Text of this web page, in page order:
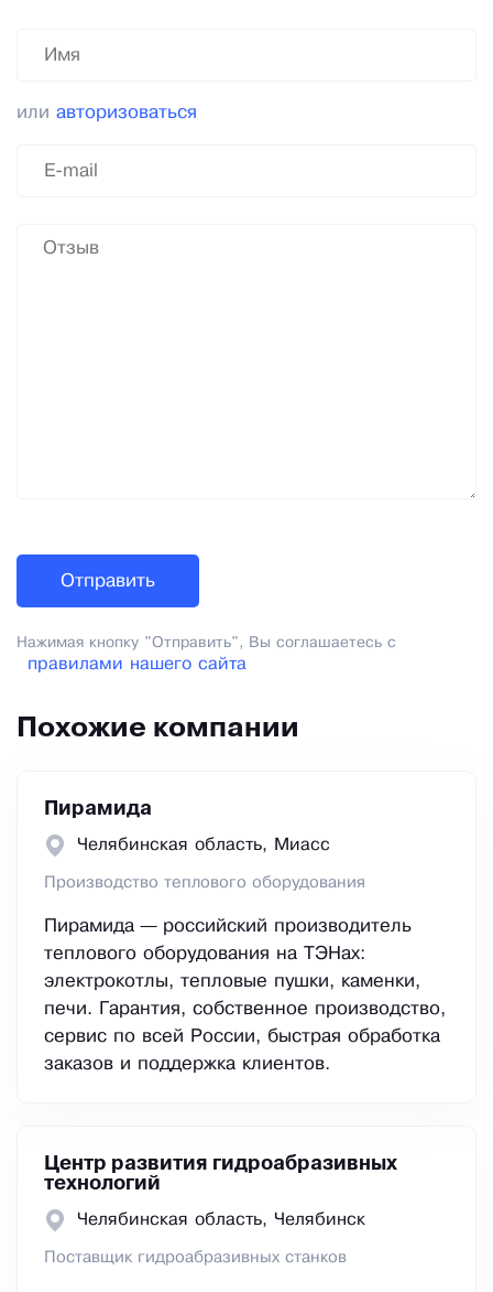
или авторизоваться
Нажимая кнопку "Отправить", Вы соглашаетесь с
правилами нашего сайта
Похожие компании
Пирамида
Челябинская область, Миасс
Производство теплового оборудования
Пирамида — российский производитель
теплового оборудования на ТЭНах:
электрокотлы, тепловые пушки, каменки,
печи. Гарантия, собственное производство,
сервис по всей России, быстрая обработка
заказов и поддержка клиентов.
Центр развития гидроабразивных
технологий
Челябинская область, Челябинск
Поставщик гидроабразивных станков